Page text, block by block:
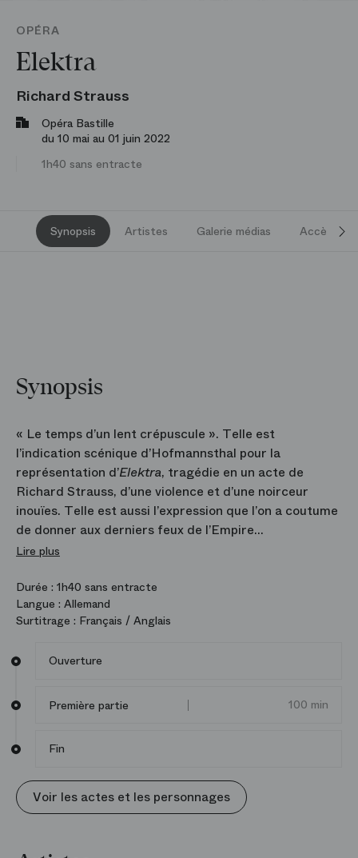
OPÉRA
Elektra
Richard Strauss
Opéra Bastille
du 10 mai au 01 juin 2022
1h40 sans entracte
Synopsis Artistes Galerie médias Accès et
Synopsis
« Le temps d’un lent crépuscule ». Telle est
l’indication scénique d’Hofmannsthal pour la
représentation d’Elektra, tragédie en un acte de
Richard Strauss, d’une violence et d’une noirceur
inouïes. Telle est aussi l’expression que l’on a coutume
de donner aux derniers feux de l’Empire
austro‑hongrois et de toute une Europe cosmopolite,
la production signée Robert Carsen, des jeux
d’ombres, apparitions spectrales, à la chorégraphie,
contribue à ce destin funeste. Orchestre monumental,
post-wagnérisme atteint ses plus extrêmes limites et
Lire plus
Durée : 1h40 sans entracte
Langue : Allemand
Surtitrage : Français / Anglais
Ouverture
Première partie 100 min
Fin
Voir les actes et les personnages